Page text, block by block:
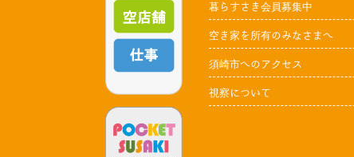
暮らすさき会員募集中
空き家を所有のみなさまへ
須崎市へのアクセス
視察について